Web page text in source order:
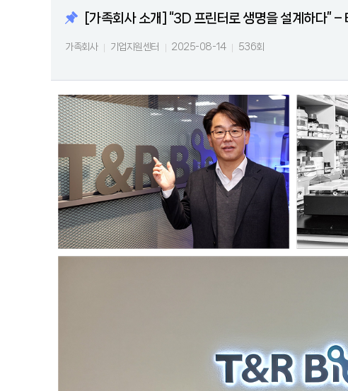
[가족회사 소개] “3D 프린터로 생명을 설계하다”
가족회사 기업지원센터 2025-08-14 536회